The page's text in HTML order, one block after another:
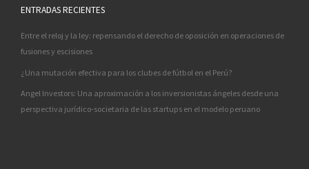
ENTRADAS RECIENTES
Entre el reloj y la ley: repensando el derecho de oposición en operaciones de
fusiones y escisiones
¿Una mutación efectiva para los clubes de fútbol en el Perú?
Angel Investors: Una aproximación a los inversionistas ángeles desde una
perspectiva jurídico-societaria de las startups en el modelo peruano